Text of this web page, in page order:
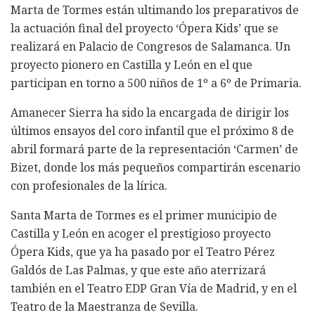
Marta de Tormes están ultimando los preparativos de
la actuación final del proyecto ‘Ópera Kids’ que se
realizará en Palacio de Congresos de Salamanca. Un
proyecto pionero en Castilla y León en el que
participan en torno a 500 niños de 1º a 6º de Primaria.
Amanecer Sierra ha sido la encargada de dirigir los
últimos ensayos del coro infantil que el próximo 8 de
abril formará parte de la representación ‘Carmen’ de
Bizet, donde los más pequeños compartirán escenario
con profesionales de la lírica.
Santa Marta de Tormes es el primer municipio de
Castilla y León en acoger el prestigioso proyecto
Ópera Kids, que ya ha pasado por el Teatro Pérez
Galdós de Las Palmas, y que este año aterrizará
también en el Teatro EDP Gran Vía de Madrid, y en el
Teatro de la Maestranza de Sevilla.